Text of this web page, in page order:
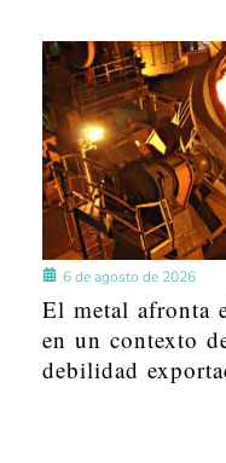
6 de agosto de 2026
El metal afronta
en un contexto
debilidad